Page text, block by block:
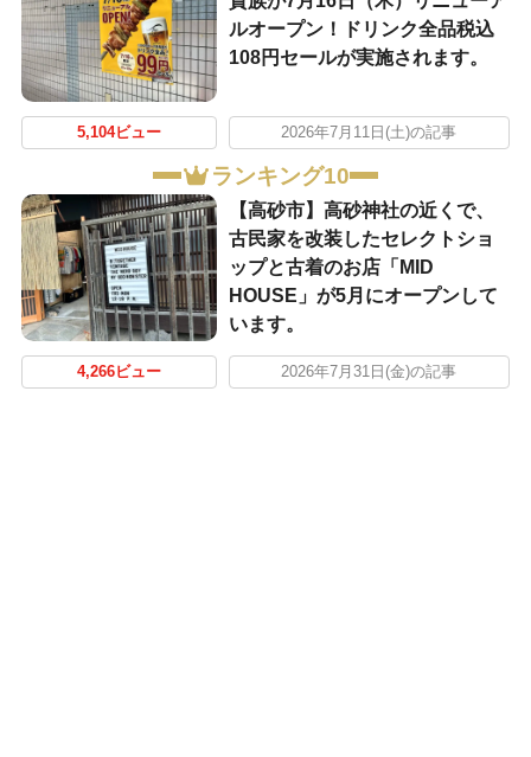
ルオープン！ドリンク全品税込
108円セールが実施されます。
5,104ビュー 2026年7月11日(土)の記事
ランキング10
【高砂市】高砂神社の近くで、
古民家を改装したセレクトショ
ップと古着のお店「MID
HOUSE」が5月にオープンして
います。
4,266ビュー 2026年7月31日(金)の記事